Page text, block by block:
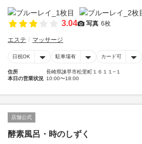
3.04 写真 6枚
エステ マッサージ
日祝OK 駐車場有 カード可
住所
長崎県諫早市松里町１６１１−１
本日の営業状況 10:00〜18:00
店舗公式
酵素風呂・時のしずく